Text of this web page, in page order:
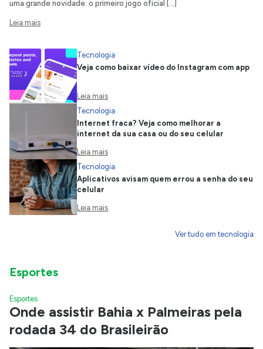
uma grande novidade: o primeiro jogo oficial […]
Leia mais
Tecnologia
Veja como baixar vídeo do Instagram com app
Leia mais
Tecnologia
Internet fraca? Veja como melhorar a
internet da sua casa ou do seu celular
Leia mais
Tecnologia
Aplicativos avisam quem errou a senha do seu
celular
Leia mais
Ver tudo em tecnologia
Esportes
Esportes
Onde assistir Bahia x Palmeiras pela
rodada 34 do Brasileirão